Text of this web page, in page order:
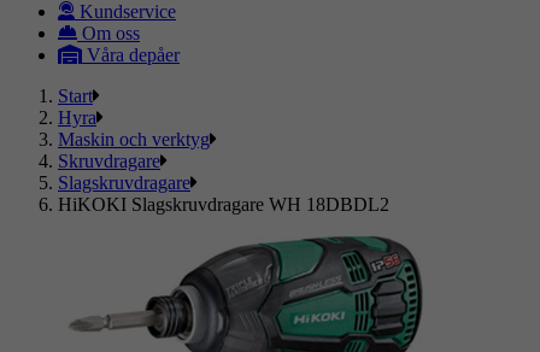
Kundservice
Om oss
Våra depåer
Start
Hyra
Maskin och verktyg
Skruvdragare
Slagskruvdragare
HiKOKI Slagskruvdragare WH 18DBDL2